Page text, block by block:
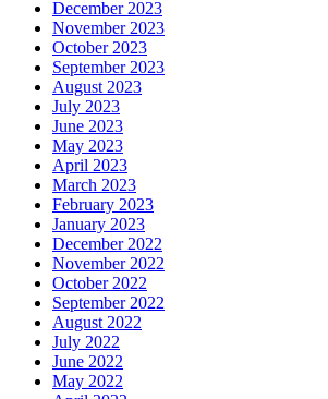
December 2023
November 2023
October 2023
September 2023
August 2023
July 2023
June 2023
May 2023
April 2023
March 2023
February 2023
January 2023
December 2022
November 2022
October 2022
September 2022
August 2022
July 2022
June 2022
May 2022